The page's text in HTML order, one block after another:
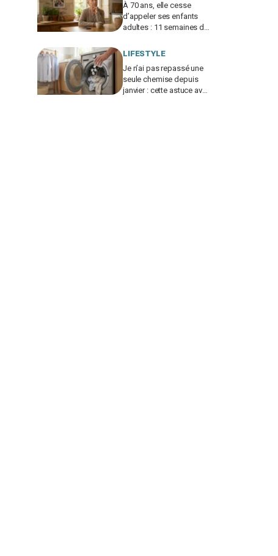
À 70 ans, elle cesse
d’appeler ses enfants
adultes : 11 semaines de
brutale sur les familles
LIFESTYLE
Je n’ai pas repassé une
seule chemise depuis
janvier : cette astuce avec